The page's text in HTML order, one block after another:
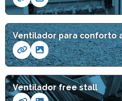
Ventilador para conforto
Ventilador free stall